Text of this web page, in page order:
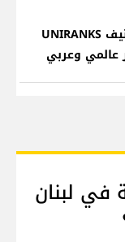
الجامعات اللبنانية في تصنيف UNIRANKS
في لبنان